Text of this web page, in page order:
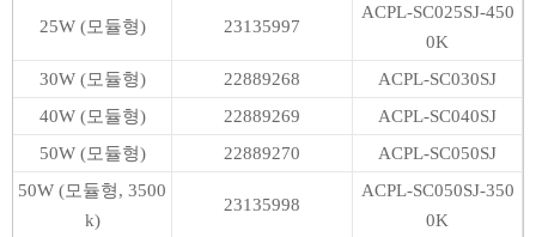
25W (모듈형) 23135997
ACPL-SC025SJ-450
0K
30W (모듈형)
22889268
ACPL-SC030SJ
40W (모듈형)
22889269
ACPL-SC040SJ
50W (모듈형)
22889270
ACPL-SC050SJ
50W (모듈형, 3500
k)
23135998
ACPL-SC050SJ-350
0K